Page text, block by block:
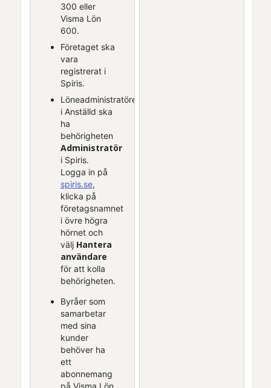
300 eller
Visma Lön
600.
Företaget ska
vara
registrerat i
Spiris.
Löneadministratören
i Anställd ska
ha
behörigheten
Administratör
i Spiris.
Logga in på
spiris.se,
klicka på
företagsnamnet
i övre högra
hörnet och
välj Hantera
användare
för att kolla
behörigheten.
Byråer som
samarbetar
med sina
kunder
behöver ha
ett
abonnemang
på Visma Lön